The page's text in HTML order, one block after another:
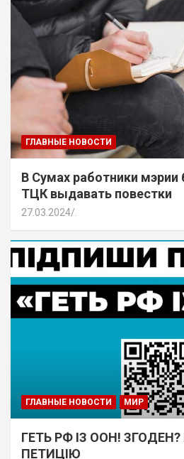
ГЛАВНЫЕ НОВОСТИ
В Сумах работники мэрии
ТЦК выдавать повестки
27.03.2024
ГЛАВНЫЕ НОВОСТИ МИР
ГЕТЬ РФ ІЗ ООН!
ПЕТИЦІЮ